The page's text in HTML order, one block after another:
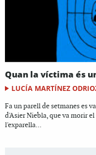
Quan la víctima és
LUCÍA MARTÍNEZ
Fa un parell de setmanes es
d'Asier Niebla, que va morir
l'exparella...